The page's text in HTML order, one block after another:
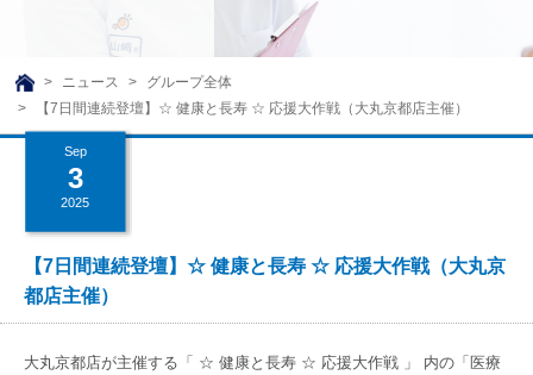
グループについて
理事長挨拶
沿革ストーリー
基本的マインド
社会貢献活動
グループの取り組み
リハビリテーション
訪問サービス
高齢者介護施設
高齢者住宅施設
高齢者共生型まちづくり事業
大原のこと
メディア
ニュース
広報誌
メディア掲載一覧
公式SNS
シャトルバス
友達追加
TOP
ニュース
グループ全体
【7日間連続登壇】☆ 健康と長寿 ☆ 応援大作戦（大丸京都店主催）
Sep
3
2025
【7日間連続登壇】☆ 健康と長寿 ☆ 応援大作戦（大丸京
都店主催）
大丸京都店が主催する「 ☆ 健康と長寿 ☆ 応援大作戦 」 内の「医療